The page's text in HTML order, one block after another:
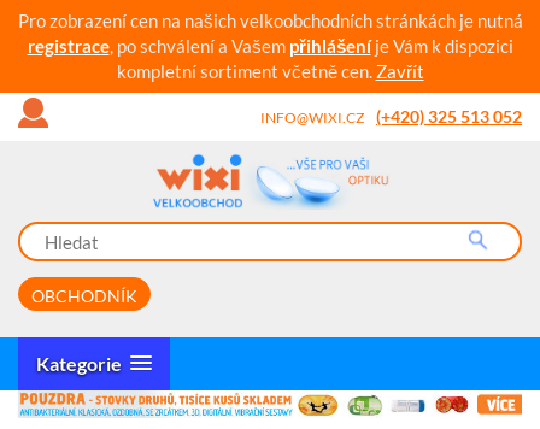
Pro zobrazení cen na našich velkoobchodních stránkách je nutná
registrace, po schválení a Vašem přihlášeníje Vám k dispozici
kompletní sortiment včetně cen. Zavřít
INFO@WIXI.CZ (+420) 325 513 052
OBCHODNÍK
Kategorie